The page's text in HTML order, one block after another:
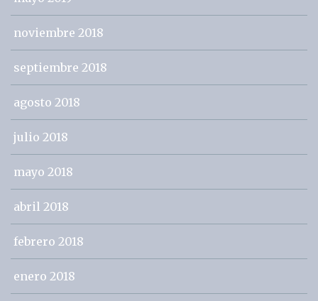
noviembre 2018
septiembre 2018
agosto 2018
julio 2018
mayo 2018
abril 2018
febrero 2018
enero 2018